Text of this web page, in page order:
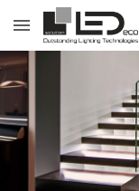
Skip to main content